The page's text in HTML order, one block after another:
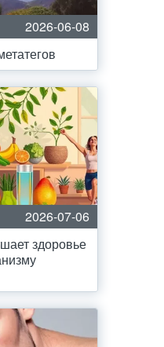
2026-06-08
2026-07-06
здоровье